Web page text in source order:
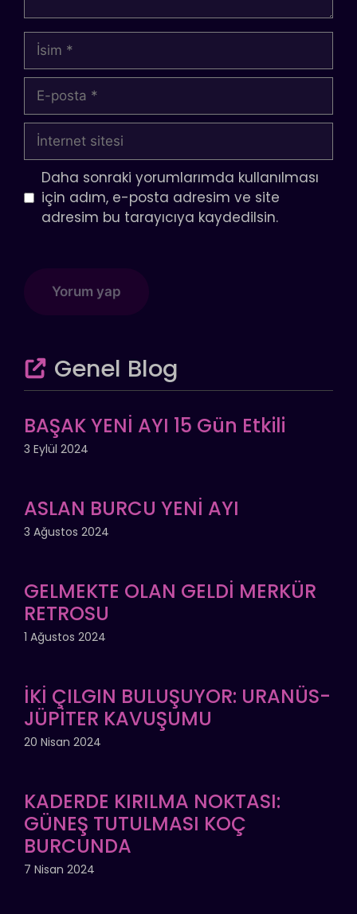
İsim
posta
İnternet
sitesi
Daha sonraki yorumlarımda kullanılması
için adım, e-posta adresim ve site
adresim bu tarayıcıya kaydedilsin.
Genel Blog
BAŞAK YENİ AYI 15 Gün Etkili
3 Eylül 2024
ASLAN BURCU YENİ AYI
3 Ağustos 2024
GELMEKTE OLAN GELDİ MERKÜR
RETROSU
1 Ağustos 2024
İKİ ÇILGIN BULUŞUYOR: URANÜS-
JÜPİTER KAVUŞUMU
20 Nisan 2024
KADERDE KIRILMA NOKTASI:
GÜNEŞ TUTULMASI KOÇ
BURCUNDA
7 Nisan 2024